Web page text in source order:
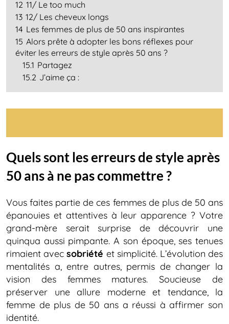
12 11/ Le too much
13 12/ Les cheveux longs
14 Les femmes de plus de 50 ans inspirantes
15 Alors prête à adopter les bons réflexes pour
éviter les erreurs de style après 50 ans ?
15.1 Partagez
15.2 J’aime ça :
Quels sont les erreurs de style après
50 ans à ne pas commettre ?
Vous faites partie de ces femmes de plus de 50 ans
épanouies et attentives à leur apparence ? Votre
grand-mère serait surprise de découvrir une
quinqua aussi pimpante. A son époque, ses tenues
rimaient avecsobriété et simplicité. L’évolution des
mentalités a, entre autres, permis de changer la
vision des femmes matures. Soucieuse de
préserver une allure moderne et tendance, la
femme de plus de 50 ans a réussi à affirmer son
identité.